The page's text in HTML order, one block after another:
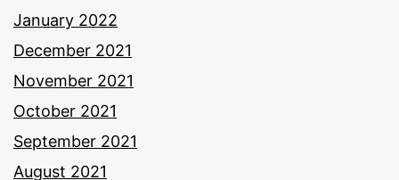
January 2022
December 2021
November 2021
October 2021
September 2021
August 2021